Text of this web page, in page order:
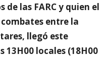
las FARC y quien el
entre la
llegó este
13H00 locales (18H00